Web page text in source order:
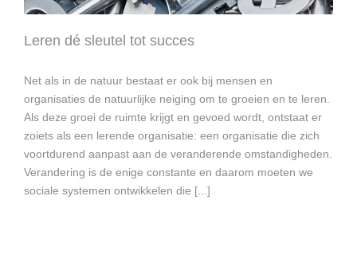
Leren dé sleutel tot succes
Net als in de natuur bestaat er ook bij mensen en
organisaties de natuurlijke neiging om te groeien en te leren.
Als deze groei de ruimte krijgt en gevoed wordt, ontstaat er
zoiets als een lerende organisatie: een organisatie die zich
voortdurend aanpast aan de veranderende omstandigheden.
Verandering is de enige constante en daarom moeten we
sociale systemen ontwikkelen die [...]